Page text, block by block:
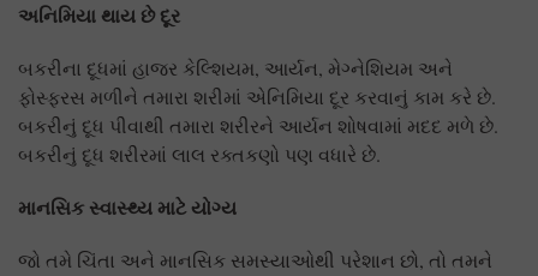
અનિમિયા થાય છે દૂર
બકરીના દૂધમાં હાજર કેલ્શિયમ, આર્યન, મેગ્નેશિયમ અને
ફોસ્ફરસ મળીને તમારા શરીમાં એનિમિયા દૂર કરવાનું કામ કરે છે.
બકરીનું દૂધ પીવાથી તમારા શરીરને આર્યન શોષવામાં મદદ મળે છે.
બકરીનું દૂધ શરીરમાં લાલ રક્તકણો પણ વધારે છે.
માનસિક સ્વાસ્થ્ય માટે યોગ્ય
જો તમે ચિંતા અને માનસિક સમસ્યાઓથી પરેશાન છો, તો તમને